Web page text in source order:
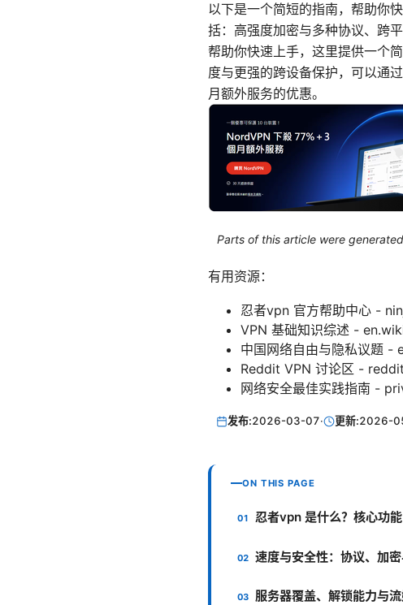
以下是一个简短的指南，帮助你
括：高强度加密与多种协议、跨
帮助你快速上手，这里提供一个
度与更强的跨设备保护，可以通
月额外服务的优惠。
Parts of this article were
有用资源：
忍者vpn 官方帮助中心 -
VPN 基础知识综述 -
中国网络自由与隐私议题
Reddit VPN 讨论区 -
网络安全最佳实践指南 -
发布:2026-03-07· 更新:2026-
ON THIS PAGE
忍者vpn 是什么？核心功能
速度与安全性：协议、加
服务器覆盖、解锁能力与